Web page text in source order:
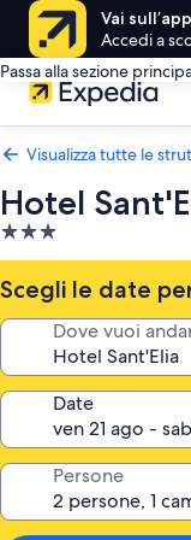
Vai sull’app
Accedi a
Passa alla sezione
Visualizza tutte le
Hotel
Struttura
a
3.0
stelle
Scegli le date
Dove vuoi
Date
Persone